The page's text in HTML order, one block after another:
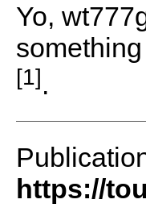
Yo,
[1].
https://